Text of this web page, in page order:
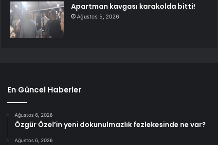
Apartman kavgası karakolda bitti!
Ağustos 5, 2026
En Güncel Haberler
Ağustos 6, 2026
Özgür Özel’in yeni dokunulmazlık fezlekesinde ne var?
Ağustos 6, 2026